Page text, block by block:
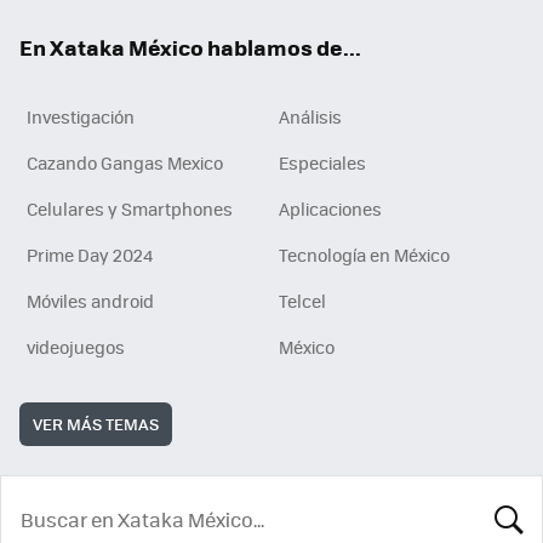
En Xataka México hablamos de...
Investigación
Análisis
Cazando Gangas Mexico
Especiales
Celulares y Smartphones
Aplicaciones
Prime Day 2024
Tecnología en México
Móviles android
Telcel
videojuegos
México
VER MÁS TEMAS